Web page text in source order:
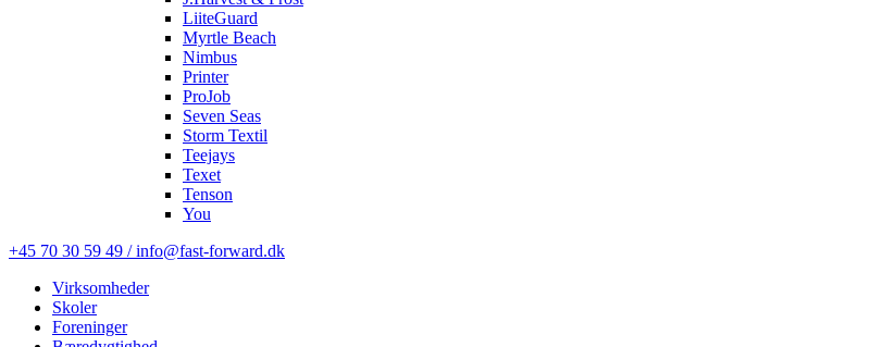
LiiteGuard
Myrtle Beach
Nimbus
Printer
ProJob
Seven Seas
Storm Textil
Teejays
Texet
Tenson
You
+45 70 30 59 49 / info@fast-forward.dk
Virksomheder
Skoler
Foreninger